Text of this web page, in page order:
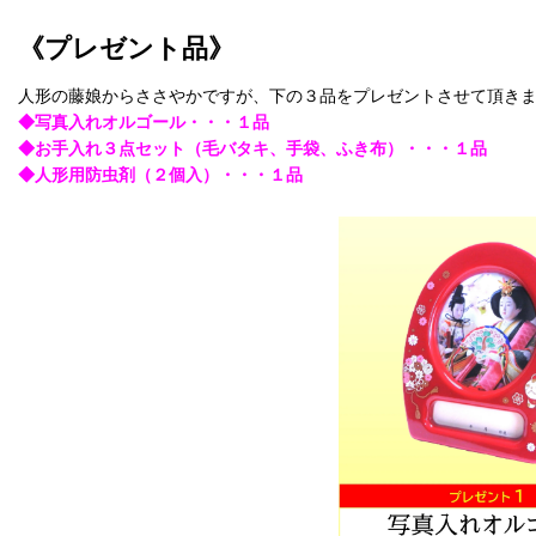
《プレゼント品》
人形の藤娘からささやかですが、下の３品をプレゼントさせて頂き
◆写真入れオルゴール・・・１品
◆お手入れ３点セット（毛バタキ、手袋、ふき布）・・・１品
◆人形用防虫剤（２個入）・・・１品